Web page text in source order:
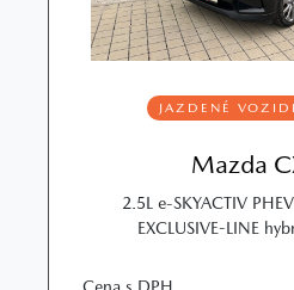
JAZDENÉ
Mazda
2.5L e-SKYACTIV
EXCLUSIVE-LINE